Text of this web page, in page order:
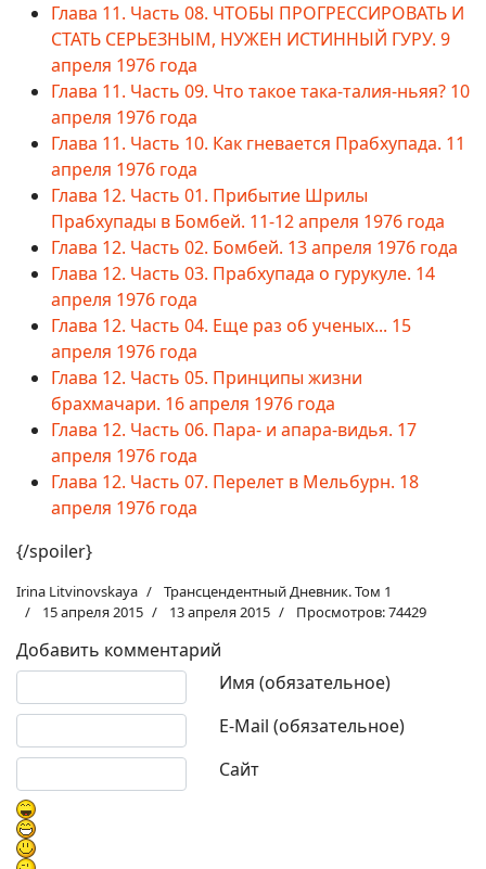
Глава 11. Часть 08. ЧТОБЫ ПРОГРЕССИРОВАТЬ И
СТАТЬ СЕРЬЕЗНЫМ, НУЖЕН ИСТИННЫЙ ГУРУ. 9
апреля 1976 года
Глава 11. Часть 09. Что такое така-талия-ньяя? 10
апреля 1976 года
Глава 11. Часть 10. Как гневается Прабхупада. 11
апреля 1976 года
Глава 12. Часть 01. Прибытие Шрилы
Прабхупады в Бомбей. 11-12 апреля 1976 года
Глава 12. Часть 02. Бомбей. 13 апреля 1976 года
Глава 12. Часть 03. Прабхупада о гурукуле. 14
апреля 1976 года
Глава 12. Часть 04. Еще раз об ученых... 15
апреля 1976 года
Глава 12. Часть 05. Принципы жизни
брахмачари. 16 апреля 1976 года
Глава 12. Часть 06. Пара- и апара-видья. 17
апреля 1976 года
Глава 12. Часть 07. Перелет в Мельбурн. 18
апреля 1976 года
{/spoiler}
Irina Litvinovskaya
Трансцендентный Дневник. Том 1
15 апреля 2015
13 апреля 2015 Просмотров: 74429
Добавить комментарий
Имя (обязательное)
E-Mail (обязательное)
Сайт
Текст комментария